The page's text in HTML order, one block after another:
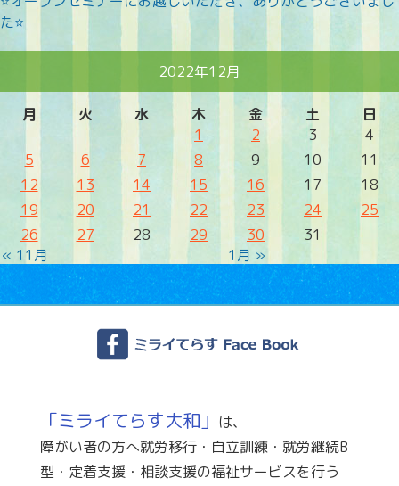
た⭐
2022年12月
月 火 水 木 金 土 日
« 11月 1月 »
1 2 3
4
5
6 7 8 9 10
11
12
13 14 15 16 17
18
19
20 21 22 23 24
25
26
27 28 29 30 31
「ミライてらす大和」 は、
障がい者の方へ就労移行・自立訓練・就労継続B
型・定着支援・相談支援の福祉サービスを行う